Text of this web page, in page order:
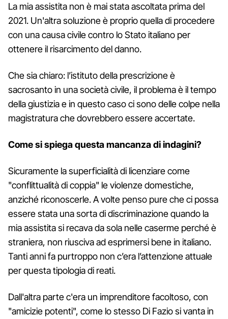
La mia assistita non è mai stata ascoltata prima del
2021. Un'altra soluzione è proprio quella di procedere
con una causa civile contro lo Stato italiano per
ottenere il risarcimento del danno.
Che sia chiaro: l’istituto della prescrizione è
sacrosanto in una società civile, il problema è il tempo
della giustizia e in questo caso ci sono delle colpe nella
magistratura che dovrebbero essere accertate.
Come si spiega questa mancanza di indagini?
Sicuramente la superficialità di licenziare come
"conflittualità di coppia" le violenze domestiche,
anziché riconoscerle. A volte penso pure che ci possa
essere stata una sorta di discriminazione quando la
mia assistita si recava da sola nelle caserme perché è
straniera, non riusciva ad esprimersi bene in italiano.
Tanti anni fa purtroppo non c’era l’attenzione attuale
per questa tipologia di reati.
Dall'altra parte c'era un imprenditore facoltoso, con
"amicizie potenti", come lo stesso Di Fazio si vanta in